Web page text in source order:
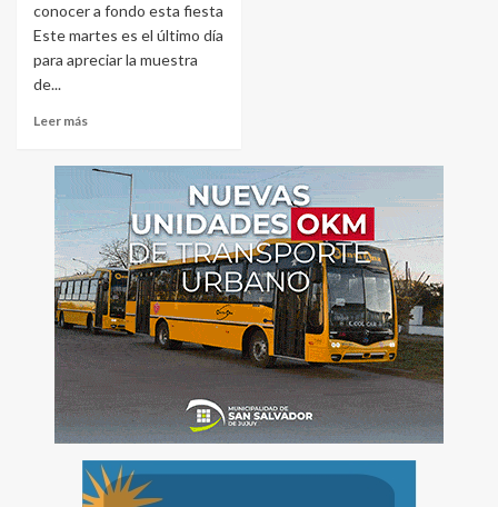
conocer a fondo esta fiesta
Este martes es el último día
para apreciar la muestra
de...
Leer más